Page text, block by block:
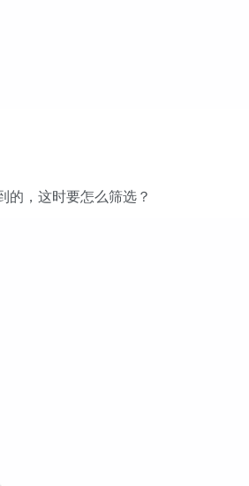
的，这时要怎么筛选？